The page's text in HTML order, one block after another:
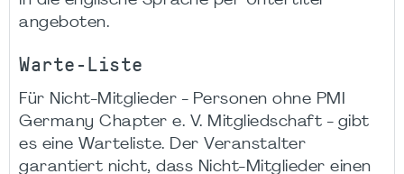
angeboten.
Warte-Liste
Für Nicht-Mitglieder - Personen ohne PMI
Germany Chapter e. V. Mitgliedschaft - gibt
es eine Warteliste. Der Veranstalter
garantiert nicht, dass Nicht-Mitglieder einen